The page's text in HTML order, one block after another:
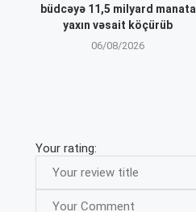
büdcəyə 11,5 milyard manata
yaxın vəsait köçürüb
06/08/2026
Your rating: